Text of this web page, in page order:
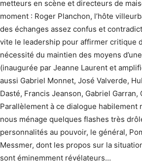
metteurs en scène et directeurs de
moment : Roger Planchon, l’hôte
des échanges assez confus et
vite le leadership pour affirmer critique
nécessité du maintien des moyens
(inaugurée par Jeanne Laurent et
aussi Gabriel Monnet, José Valverde,
Dasté, Francis Jeanson, Gabriel Garran,
Parallèlement à ce dialogue habilement
nous ménage quelques flashes très
personnalités au pouvoir, le général,
Messmer, dont les propos sur la
sont éminemment révélateurs…